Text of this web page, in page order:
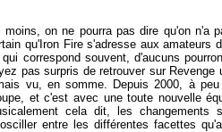
moins, on ne pourra pas dire qu'on n'a
qu'Iron Fire s'adresse aux amateurs
correspond souvent, d'aucuns
pas surpris de retrouver sur Revenge
vu, en somme. Depuis 2000, à
et c'est avec une toute nouvelle
cela dit, les
entre les différentes facettes